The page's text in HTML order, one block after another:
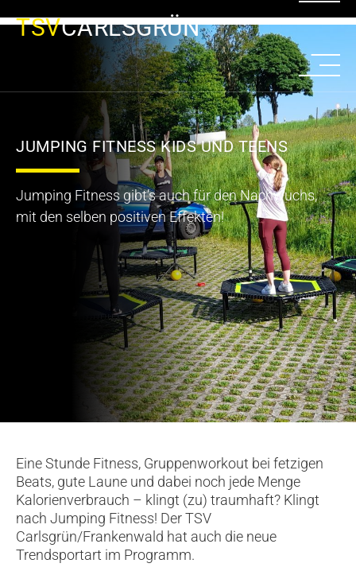
TSVCARLSGRÜN
JUMPING FITNESS KIDS UND TEENS
Jumping Fitness gibt’s auch für den Nachwuchs,
mit den selben positiven Effekten!
Eine Stunde Fitness, Gruppenworkout bei fetzigen
Beats, gute Laune und dabei noch jede Menge
Kalorienverbrauch – klingt (zu) traumhaft? Klingt
nach Jumping Fitness! Der TSV
Carlsgrün/Frankenwald hat auch die neue
Trendsportart im Programm.